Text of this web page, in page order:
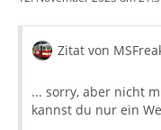
Zitat von
... sorry, aber nicht
kannst du nur ein